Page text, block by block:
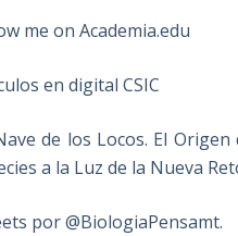
me on Academia.edu
en digital CSIC
de los Locos. El Origen
a la Luz de la Nueva
por @BiologiaPensamt.